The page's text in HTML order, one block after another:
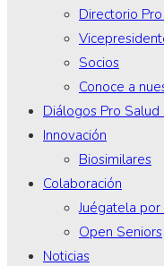
Directorio
Socios
Conoce a
Diálogos Pro Salud
Innovación
Biosimilares
Colaboración
Juégatela
Open Seniors
Noticias